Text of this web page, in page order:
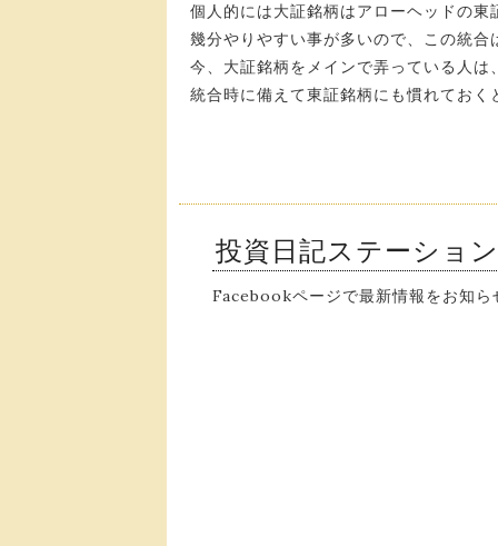
個人的には大証銘柄はアローヘッドの東
幾分やりやすい事が多いので、この統合
今、大証銘柄をメインで弄っている人は、
統合時に備えて東証銘柄にも慣れておく
投資日記ステーショ
Facebookページで最新情報をお知ら